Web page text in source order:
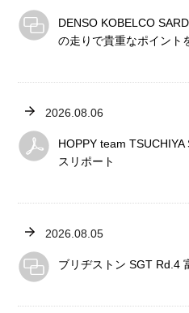
DENSO KOBELCO
の走りで貴重なポイント
2026.08.06
HOPPY team
スリポート
2026.08.05
ブリヂストン SGT Rd.4